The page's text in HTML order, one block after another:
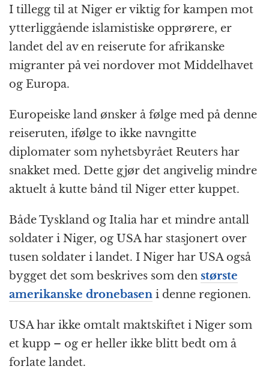
I tillegg til at Niger er viktig for kampen mot
ytterliggående islamistiske opprørere, er
landet del av en reiserute for afrikanske
migranter på vei nordover mot Middelhavet
og Europa.
Europeiske land ønsker å følge med på denne
reiseruten, ifølge to ikke navngitte
diplomater som nyhetsbyrået Reuters har
snakket med. Dette gjør det angivelig mindre
aktuelt å kutte bånd til Niger etter kuppet.
Både Tyskland og Italia har et mindre antall
soldater i Niger, og USA har stasjonert over
tusen soldater i landet. I Niger har USA også
bygget det som beskrives som den største
amerikanske dronebasen i denne regionen.
USA har ikke omtalt maktskiftet i Niger som
et kupp – og er heller ikke blitt bedt om å
forlate landet.